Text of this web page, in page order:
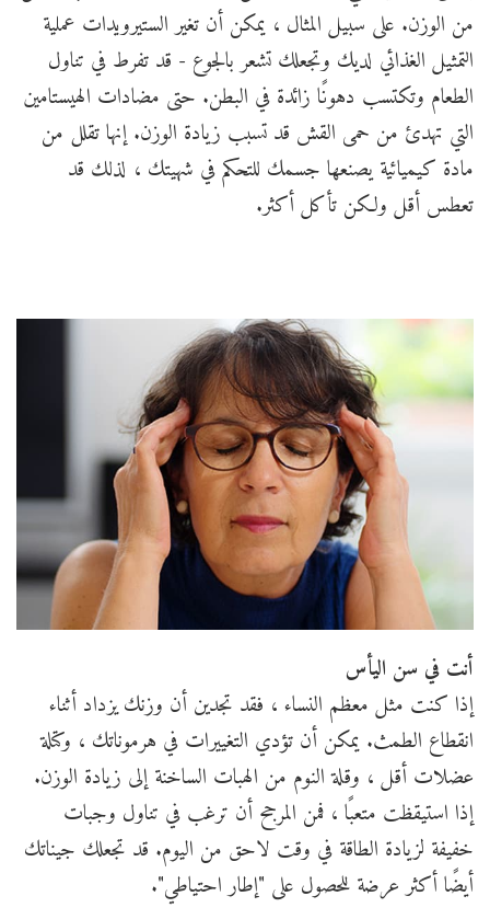
من الوزن. على سبيل المثال ، يمكن أن تغير الستيرويدات عملية
التمثيل الغذائي لديك وتجعلك تشعر بالجوع - قد تفرط في تناول
الطعام وتكتسب دهونًا زائدة في البطن. حتى مضادات الهيستامين
التي تهدئ من حمى القش قد تسبب زيادة الوزن. إنها تقلل من
مادة كيميائية يصنعها جسمك للتحكم في شهيتك ، لذلك قد
تعطس أقل ولكن تأكل أكثر.
أنت في سن اليأس
إذا كنت مثل معظم النساء ، فقد تجدين أن وزنك يزداد أثناء
انقطاع الطمث. يمكن أن تؤدي التغييرات في هرموناتك ، وكتلة
عضلات أقل ، وقلة النوم من الهبات الساخنة إلى زيادة الوزن.
إذا استيقظت متعبًا ، فمن المرجح أن ترغب في تناول وجبات
خفيفة لزيادة الطاقة في وقت لاحق من اليوم. قد تجعلك جيناتك
أيضًا أكثر عرضة للحصول على "إطار احتياطي".